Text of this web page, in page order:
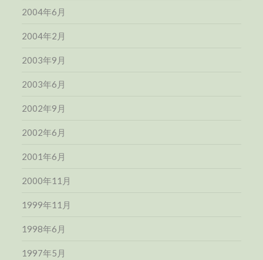
2004年6月
2004年2月
2003年9月
2003年6月
2002年9月
2002年6月
2001年6月
2000年11月
1999年11月
1998年6月
1997年5月